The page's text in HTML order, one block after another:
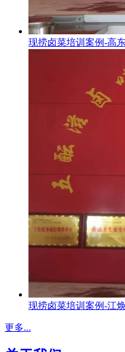
现捞卤菜培训案例-高
现捞卤菜培训案例-江
更多...